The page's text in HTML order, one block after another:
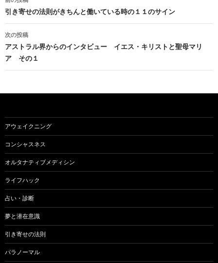
稿
ナ
ビ
ゲ
シ
ョ
ン
引き寄せの法則がきちんと働いている時の１１のサイン
次の投稿
アストラル界からのインタビュー イエス・キリストと聖母マリ
ア その１
アウェイクニング
コンシャスネス
オルタナティブメディシン
ライフハック
占い・診断
夢と潜在意識
引き寄せの法則
パラノーマル